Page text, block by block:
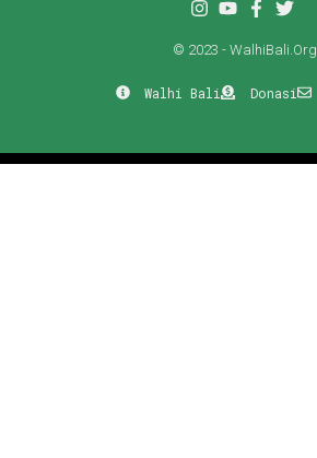
© 2023 - WalhiBali.Org
Walhi Bali Donasi